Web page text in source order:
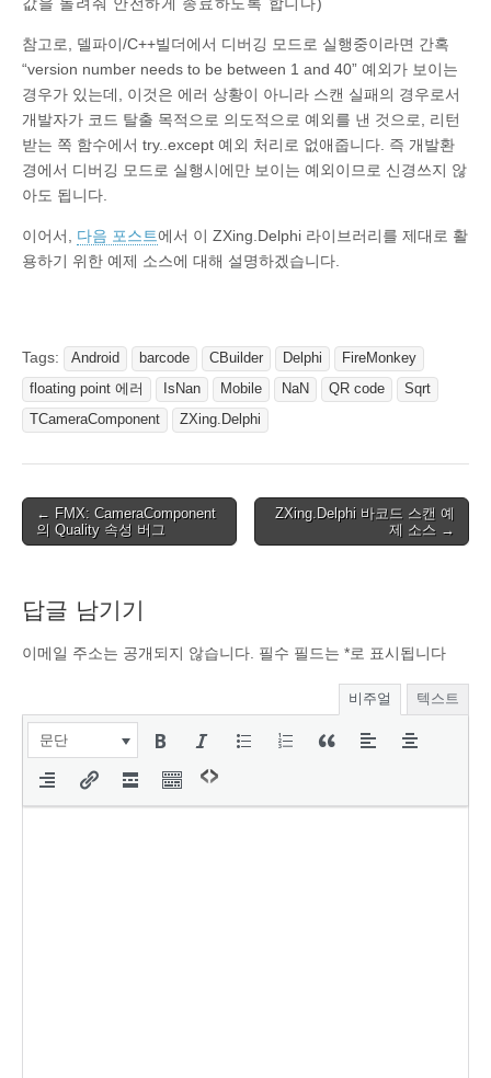
값을 돌려줘 안전하게 종료하도록 합니다)
참고로, 델파이/C++빌더에서 디버깅 모드로 실행중이라면 간혹
“version number needs to be between 1 and 40” 예외가 보이는
경우가 있는데, 이것은 에러 상황이 아니라 스캔 실패의 경우로서
개발자가 코드 탈출 목적으로 의도적으로 예외를 낸 것으로, 리턴
받는 쪽 함수에서 try..except 예외 처리로 없애줍니다. 즉 개발환
경에서 디버깅 모드로 실행시에만 보이는 예외이므로 신경쓰지 않
아도 됩니다.
이어서, 다음 포스트에서 이 ZXing.Delphi 라이브러리를 제대로 활
용하기 위한 예제 소스에 대해 설명하겠습니다.
Tags: Android barcode CBuilder Delphi
FireMonkey
floating point 에러
IsNan Mobile NaN QR code
Sqrt
TCameraComponent
ZXing.Delphi
Post
navigation
← FMX: CameraComponent
의 Quality 속성 버그
ZXing.Delphi 바코드 스캔 예
제 소스 →
답글 남기기
이메일 주소는 공개되지 않습니다. 필수 필드는 *로 표시됩니다
비주얼 텍스트
문단